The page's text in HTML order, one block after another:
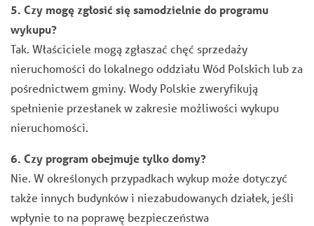
5. Czy mogę zgłosić się samodzielnie do programu
wykupu?
Tak. Właściciele mogą zgłaszać chęć sprzedaży
nieruchomości do lokalnego oddziału Wód Polskich lub za
pośrednictwem gminy. Wody Polskie zweryfikują
spełnienie przesłanek w zakresie możliwości wykupu
nieruchomości.
6. Czy program obejmuje tylko domy?
Nie. W określonych przypadkach wykup może dotyczyć
także innych budynków i niezabudowanych działek, jeśli
wpłynie to na poprawę bezpieczeństwa